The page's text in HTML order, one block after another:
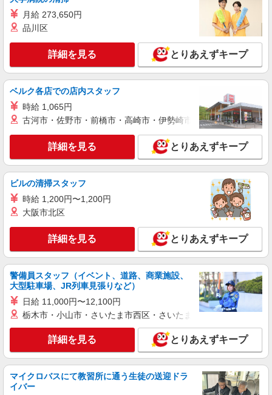
派遣社員
株式会社グロップ 綾部オフィス
検知器の検査／座り作業／空調完備／土日祝休
み
時給1,330円〜1,663円＋交通費全額支給 ★入
社祝金30万円支給（規定あり） ※残業発生時は時
給25％アップ ※交通費支給規定あり ※給与の希
合 時給1330円×7.5時間×22日＋残業手当（20時
間） ⇒252,710円＋交通費
雇入れ直後：京都府福知山市長田野 変更の範
キープ 詳細を見る
派遣社員
株式会社グロップ 綾部オフィス
ねじ締め／検査／コツコツ作業／寮完備／空調
完備
時給1,300円〜1,625円＋交通費全額支給 ★寮
額支給（法定基準通り） ※交通費支給規定あり ※
給与の希望日払い制度あり ＜月収例＞＊月22日出
勤の場合 時給1,300円×7.75時間×22日＋残業代
雇入れ直後：京都府福知山市長田野町 変更の
範囲：会社の定める就業場所
キープ 詳細を見る
派遣社員
株式会社グロップ 綾部オフィス
ゴム製品の検査／データ入力／マイカー通勤／
長期
時給1,250円〜1,563円＋交通費全額支給 ※交
【月収例】 ＊月22日勤務の場合 時給1,250円
×7.83時間×22日 ⇒215,325円＋交通費
雇入れ直後：京都府福知山市長田野町 変更の
月給 273,650円
品川区
詳細を見る とりあえずキープ
ベルク各店での店内スタッフ
時給 1,065円
古河市・佐野市・前橋市・高崎市・伊勢崎市・太田市・館林市
詳細を見る とりあえずキープ
ビルの清掃スタッフ
時給 1,200円〜1,200円
大阪市北区
詳細を見る とりあえずキープ
警備員スタッフ（イベント、道路、商業施設、
大型駐車場、JR列車見張りなど）
日給 11,000円〜12,100円
栃木市・小山市・さいたま市西区・さいたま市岩槻区・久喜市・
詳細を見る とりあえずキープ
マイクロバスにて教習所に通う生徒の送迎ドラ
イバー